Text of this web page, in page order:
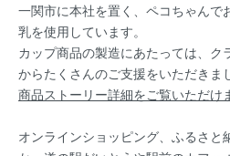
一関市に本社を置く、ペコちゃんで
乳を使用しています。
カップ商品の製造にあたっては、ク
からたくさんのご支援をいただきま
商品ストーリー詳細をご覧いただけ
オンラインショッピング、ふるさと